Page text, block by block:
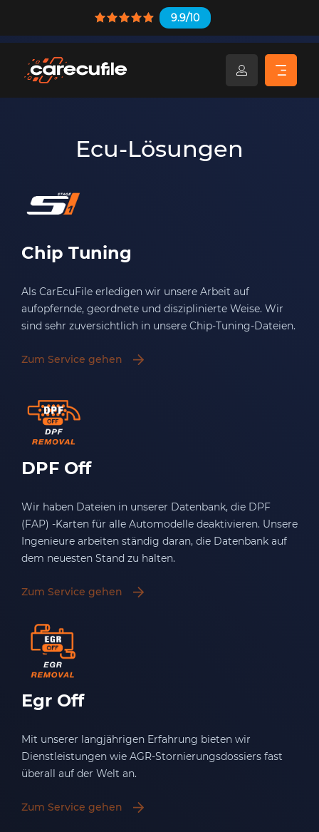
9.9/10
Ecu-Lösungen
Chip Tuning
Als CarEcuFile erledigen wir unsere Arbeit auf
aufopfernde, geordnete und disziplinierte Weise. Wir
sind sehr zuversichtlich in unsere Chip-Tuning-Dateien.
Zum Service gehen
DPF Off
Wir haben Dateien in unserer Datenbank, die DPF
(FAP) -Karten für alle Automodelle deaktivieren. Unsere
Ingenieure arbeiten ständig daran, die Datenbank auf
dem neuesten Stand zu halten.
Zum Service gehen
Egr Off
Mit unserer langjährigen Erfahrung bieten wir
Dienstleistungen wie AGR-Stornierungsdossiers fast
überall auf der Welt an.
Zum Service gehen